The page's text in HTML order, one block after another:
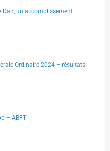
Dan, un accomplissement
Ordinaire 2024 – résultats
– ABFT